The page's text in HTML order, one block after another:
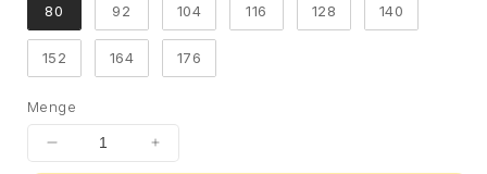
80 92 104 116 128 140
152 164 176
Menge